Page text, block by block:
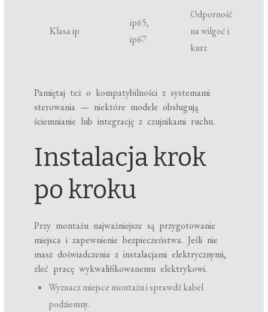
Klasa ip
ip65,
ip67
Odporność
na wilgoć i
kurz
Pamiętaj też o kompatybilności z systemami
sterowania — niektóre modele obsługują
ściemnianie lub integrację z czujnikami ruchu.
Instalacja krok
po kroku
Przy montażu najważniejsze są przygotowanie
miejsca i zapewnienie bezpieczeństwa. Jeśli nie
masz doświadczenia z instalacjami elektrycznymi,
zleć pracę wykwalifikowanemu elektrykowi.
Wyznacz miejsce montażu i sprawdź kabel
podziemny.